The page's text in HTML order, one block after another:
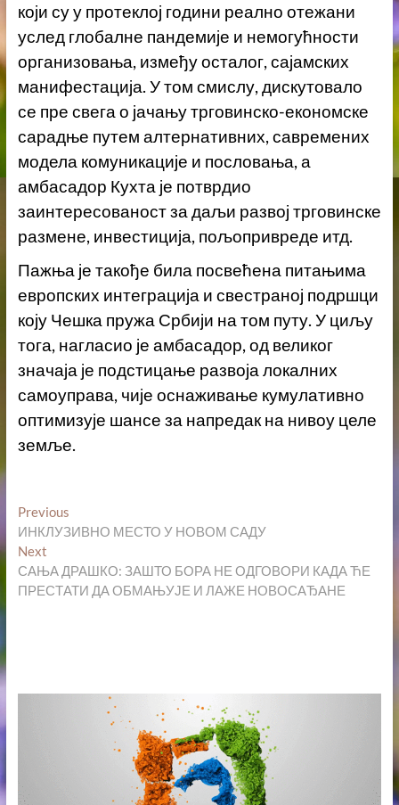
који су у протеклој години реално отежани
услед глобалне пандемије и немогућности
организовања, између осталог, сајамских
манифестација. У том смислу, дискутовало
се пре свега о јачању трговинско-економске
сарадње путем алтернативних, савремених
модела комуникације и пословања, а
амбасадор Кухта је потврдио
заинтересованост за даљи развој трговинске
размене, инвестиција, пољопривреде итд.
Пажња је такође била посвећена питањима
европских интеграција и свестраној подршци
коју Чешка пружа Србији на том путу. У циљу
тога, нагласио је амбасадор, од великог
значаја је подстицање развоја локалних
самоуправа, чије оснаживање кумулативно
оптимизује шансе за напредак на нивоу целе
земље.
Кретање
чланка
PreviousPrevious
post:
ИНКЛУЗИВНО МЕСТО У НОВОМ САДУ
NextNext
post:
САЊА ДРАШКО: ЗАШТО БОРА НЕ ОДГОВОРИ КАДА ЋЕ
ПРЕСТАТИ ДА ОБМАЊУЈЕ И ЛАЖЕ НОВОСАЂАНЕ